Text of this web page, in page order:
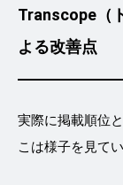
Transcope（
よる改善点
実際に掲載順位
こは様子を見て